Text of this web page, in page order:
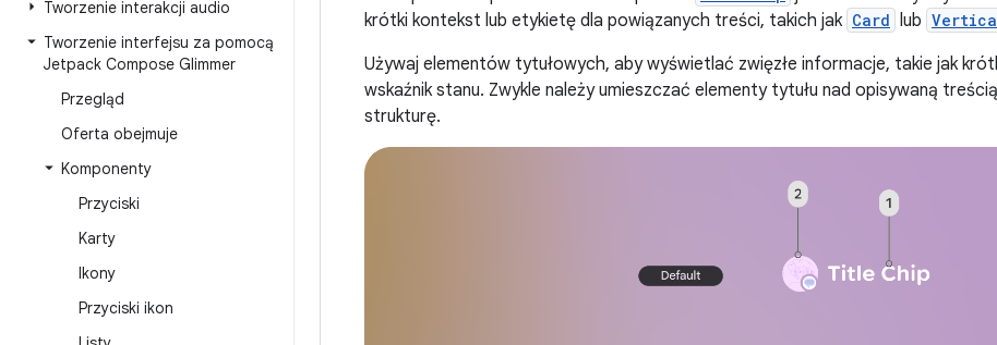
Tworzenie interakcji audio
Tworzenie interfejsu za pomocą
Jetpack Compose Glimmer
Przegląd
Oferta obejmuje
Komponenty
Przyciski
Karty
Ikony
Przyciski ikon
krótki kontekst lub etykietę dla powiązanych treści, takich jak Card lub
Używaj elementów tytułowych, aby wyświetlać zwięzłe informacje, takie jak
wskaźnik stanu. Zwykle należy umieszczać elementy tytułu nad opisywaną
strukturę.